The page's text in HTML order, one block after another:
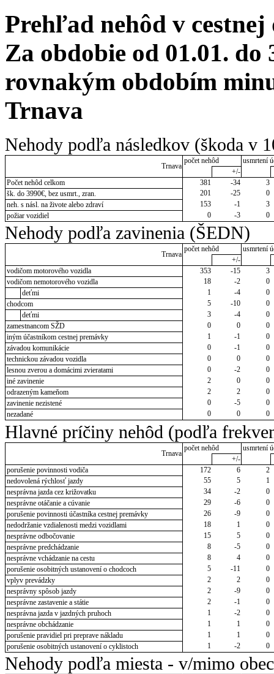
Prehľad nehôd v cestnej
Za obdobie od 01.01. do
rovnakým obdobím
Trnava
Nehody podľa následkov (škoda v
Trnava
počet nehôd
usmrtení
+/-
Počet nehôd celkom
381 -34
3
šk. do 3990€, bez usmrt., zran.
201 -25
0
neh. s násl. na živote alebo zdraví
153 -1
3
požiar vozidiel
0 -3 0
Nehody podľa zavinenia (ŠEDN)
Trnava
počet nehôd
usmrtení
+/-
vodičom motorového vozidla
353 -15
3
vodičom nemotorového vozidla
18 -2
0
deťmi
1 -4
0
chodcom
5 -10
0
deťmi
3 -4
0
zamestnancom SŽD
0 0
0
iným účastníkom cestnej premávky
1 -1
0
závadou komunikácie
0 -1
0
technickou závadou vozidla
0 0
0
lesnou zverou a domácimi zvieratami
0 -2
0
iné zavinenie
2 0
0
odrazeným kameňom
2 2
0
zavinenie nezistené
0 -5
0
nezadané
0 0 0
Hlavné príčiny nehôd (podľa
Trnava
počet nehôd
usmrtení
+/-
porušenie povinnosti vodiča
172 6
2
nedovolená rýchlosť jazdy
55 5
1
nesprávna jazda cez križovatku
34 -2
0
nesprávne otáčanie a cúvanie
29 -6
0
porušenie povinnosti účastníka cestnej premávky
26 -9
0
nedodržanie vzdialenosti medzi vozidlami
18 1
0
nesprávne odbočovanie
15 5
0
nesprávne predchádzanie
8 -5
0
nesprávne vchádzanie na cestu
8 4
0
porušenie osobitných ustanovení o chodcoch
5 -11
0
vplyv prevádzky
2 2
0
nesprávny spôsob jazdy
2 -9
0
nesprávne zastavenie a státie
2 -1
0
nesprávna jazda v jazdných pruhoch
1 -2
0
nesprávne obchádzanie
1 1
0
porušenie pravidiel pri preprave nákladu
1 1
0
porušenie osobitných ustanovení o cyklistoch
1 -2 0
Nehody podľa miesta - v/mimo obec